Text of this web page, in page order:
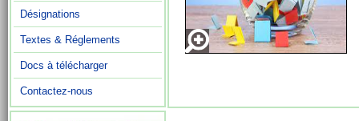
Désignations
Textes & Réglements
Docs à télécharger
Contactez-nous